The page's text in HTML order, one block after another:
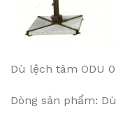
Dù lệch tâm ODU
Dòng sản phẩm: